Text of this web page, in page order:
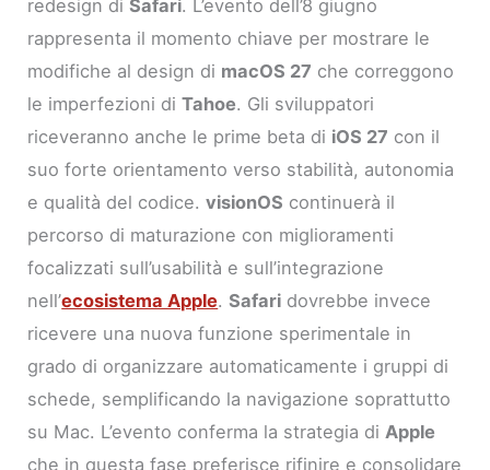
redesign diSafari. L’evento dell’8 giugno
rappresenta il momento chiave per mostrare le
modifiche al design di macOS 27 che correggono
le imperfezioni diTahoe. Gli sviluppatori
riceveranno anche le prime beta di iOS 27 con il
suo forte orientamento verso stabilità, autonomia
e qualità del codice.visionOS continuerà il
percorso di maturazione con miglioramenti
focalizzati sull’usabilità e sull’integrazione
nell’ecosistema Apple.Safari dovrebbe invece
ricevere una nuova funzione sperimentale in
grado di organizzare automaticamente i gruppi di
schede, semplificando la navigazione soprattutto
su Mac. L’evento conferma la strategia di Apple
che in questa fase preferisce rifinire e consolidare